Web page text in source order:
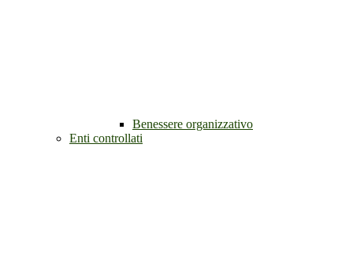
Benessere organizzativo
Enti controllati